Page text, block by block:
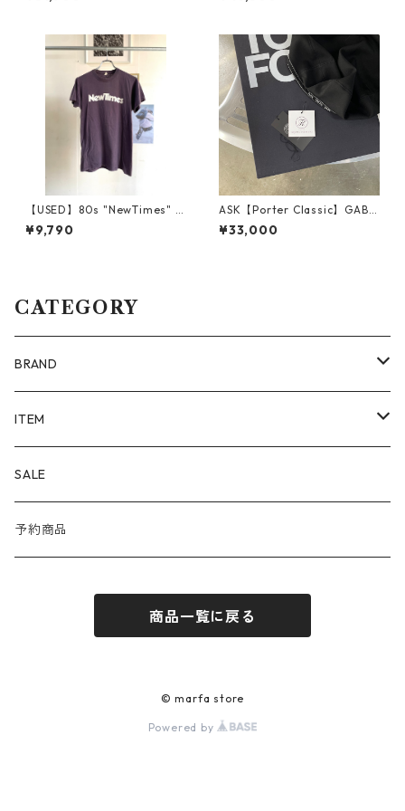
【USED】80s "NewTimes" /
Printed Tee
¥9,790
ASK【Porter Classic】GABA
RDINE BERET (FUCK DRESS
CODE)_BLACK
¥33,000
CATEGORY
BRAND
ALAYA (LIMITED)
Corgi
DAYDATE
JILL PLATNER
ITEM
OUTER
SHIRT
SALE
予約商品
商品一覧に戻る
© marfa store
Powered by